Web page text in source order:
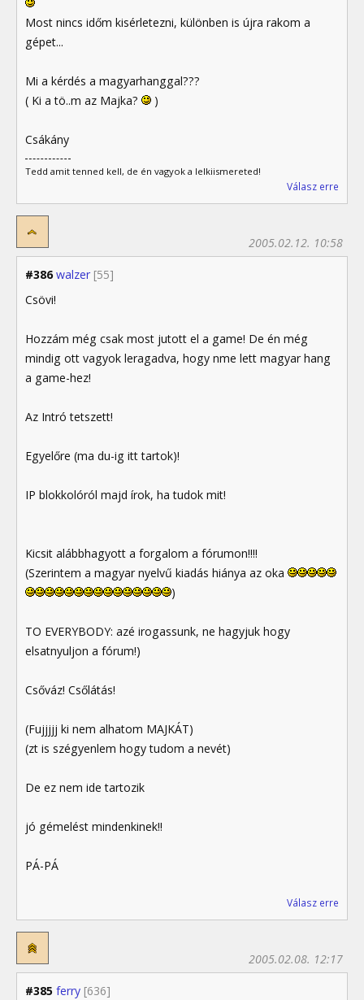
Most nincs időm kisérletezni, különben is újra rakom a
gépet...
Mi a kérdés a magyarhanggal???
( Ki a tö..m az Majka?
)
Csákány
Tedd amit tenned kell, de én vagyok a lelkiismereted!
Válasz erre
#386 walzer [55]
2005.02.12. 10:58
Csövi!
Hozzám még csak most jutott el a game! De én még
mindig ott vagyok leragadva, hogy nme lett magyar hang
a game-hez!
Az Intró tetszett!
Egyelőre (ma du-ig itt tartok)!
IP blokkolóról majd írok, ha tudok mit!
Kicsit alábbhagyott a forgalom a fórumon!!!!
(Szerintem a magyar nyelvű kiadás hiánya az oka
)
TO EVERYBODY: azé irogassunk, ne hagyjuk hogy
elsatnyuljon a fórum!)
Csőváz! Csőlátás!
(Fujjjjj ki nem alhatom MAJKÁT)
(zt is szégyenlem hogy tudom a nevét)
De ez nem ide tartozik
jó gémelést mindenkinek!!
PÁ-PÁ
Válasz erre
#385 ferry [636]
2005.02.08. 12:17